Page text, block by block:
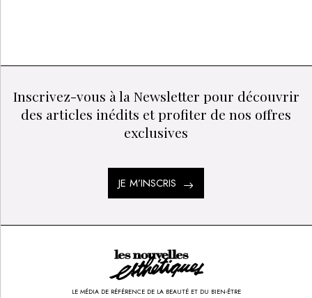
Inscrivez-vous à la Newsletter pour découvrir
des articles inédits et profiter de nos offres
exclusives
JE M’INSCRIS
LE MÉDIA DE RÉFÉRENCE DE LA BEAUTÉ ET DU BIEN-ÊTRE